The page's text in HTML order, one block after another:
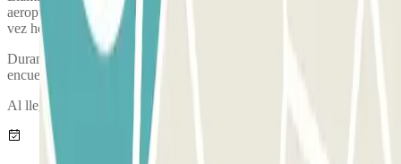
aeropuerto. El número de teléfono del parking se proporcionará una
vez hecha la reserva.
Durante la llamada, una persona te confirmará el punto de
encuentro.
Al llegar, se realizará una inspección de tu vehículo.